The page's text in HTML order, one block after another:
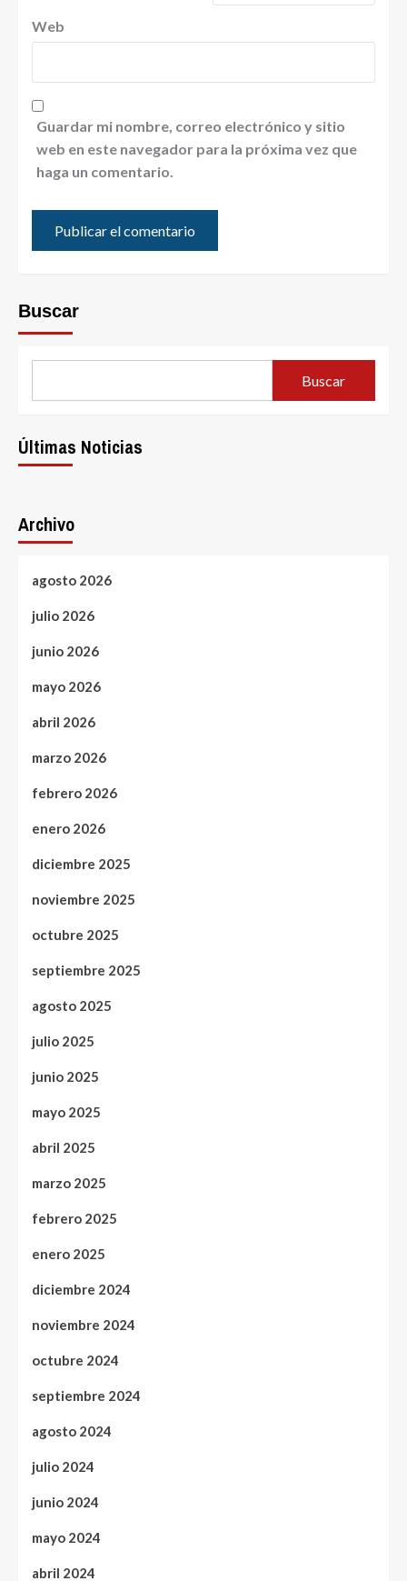
Web
Guardar mi nombre, correo electrónico y sitio
web en este navegador para la próxima vez que
haga un comentario.
Buscar
Buscar
Últimas Noticias
Archivo
agosto 2026
julio 2026
junio 2026
mayo 2026
abril 2026
marzo 2026
febrero 2026
enero 2026
diciembre 2025
noviembre 2025
octubre 2025
septiembre 2025
agosto 2025
julio 2025
junio 2025
mayo 2025
abril 2025
marzo 2025
febrero 2025
enero 2025
diciembre 2024
noviembre 2024
octubre 2024
septiembre 2024
agosto 2024
julio 2024
junio 2024
mayo 2024
abril 2024